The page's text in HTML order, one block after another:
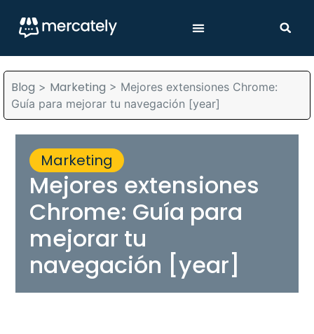
Blog > Marketing > Mejores extensiones Chrome:
Guía para mejorar tu navegación [year]
Marketing
Mejores extensiones
Chrome: Guía para
mejorar tu
navegación [year]